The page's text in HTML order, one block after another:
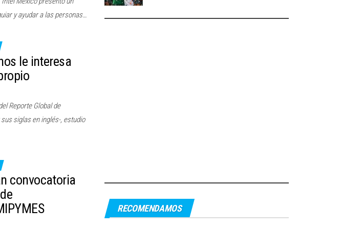
y ayudar a las personas…
le interesa
Reporte Global de
siglas en inglés-, estudio
convocatoria
RECOMENDAMOS